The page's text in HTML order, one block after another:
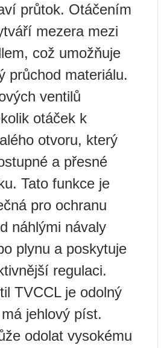
průtok. Otáčením
mezera mezi
což umožňuje
průchod materiálu.
ventilů
otáček k
otvoru, který
a přesné
Tato funkce je
pro ochranu
náhlými návaly
plynu a poskytuje
regulaci.
TVCCL je odolný
jehlový píst.
odolat vysokému